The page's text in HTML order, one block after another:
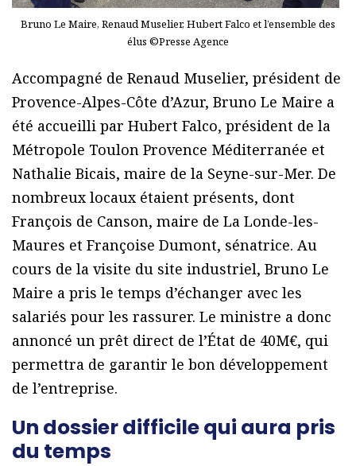
Bruno Le Maire, Renaud Muselier, Hubert Falco et l’ensemble des
élus ©Presse Agence
Accompagné de Renaud Muselier, président de
Provence-Alpes-Côte d’Azur, Bruno Le Maire a
été accueilli par Hubert Falco, président de la
Métropole Toulon Provence Méditerranée et
Nathalie Bicais, maire de la Seyne-sur-Mer. De
nombreux locaux étaient présents, dont
François de Canson, maire de La Londe-les-
Maures et Françoise Dumont, sénatrice. Au
cours de la visite du site industriel, Bruno Le
Maire a pris le temps d’échanger avec les
salariés pour les rassurer. Le ministre a donc
annoncé un prêt direct de l’État de 40M€, qui
permettra de garantir le bon développement
de l’entreprise.
Un dossier difficile qui aura pris
du temps